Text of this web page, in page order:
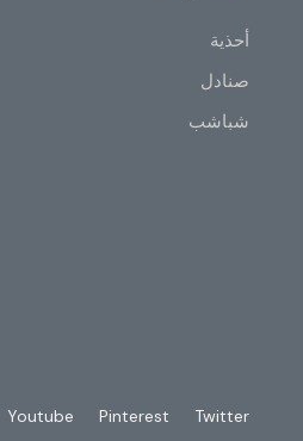
أحذية
صنادل
شباشب
Youtube Pinterest Twitter